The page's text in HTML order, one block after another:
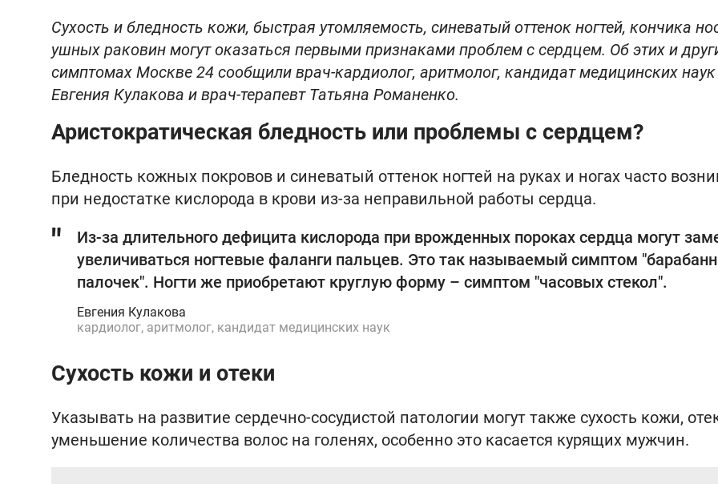
Сухость и бледность кожи, быстрая утомляемость, синеватый оттенок ногтей, кончика
ушных раковин могут оказаться первыми признаками проблем с сердцем. Об этих и
симптомах Москве 24 сообщили врач-кардиолог, аритмолог, кандидат медицинских наук
Евгения Кулакова и врач-терапевт Татьяна Романенко.
Аристократическая бледность или проблемы с сердцем?
Бледность кожных покровов и синеватый оттенок ногтей на руках и ногах часто
при недостатке кислорода в крови из-за неправильной работы сердца.
Из-за длительного дефицита кислорода при врожденных пороках сердца могут
увеличиваться ногтевые фаланги пальцев. Это так называемый симптом
палочек". Ногти же приобретают круглую форму – симптом "часовых стекол".
Евгения Кулакова
кардиолог, аритмолог, кандидат медицинских наук
Сухость кожи и отеки
Указывать на развитие сердечно-сосудистой патологии могут также сухость кожи,
уменьшение количества волос на голенях, особенно это касается курящих мужчин.